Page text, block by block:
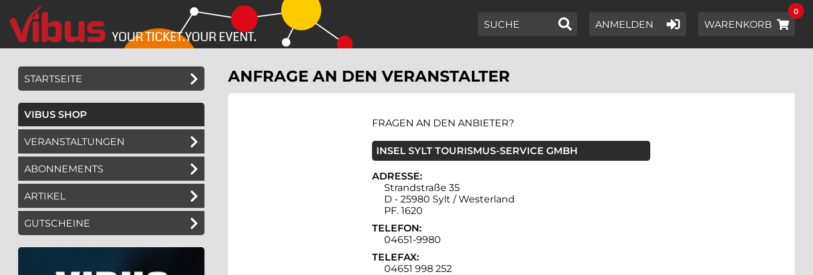
Springe
zum
Hauptinhalt
zum
Menü
GEBEN SIE HIER EIN SUCHWORT EIN,
ANMELDEN WARENKORB
0
STARTSEITE
VIBUS SHOP
VERANSTALTUNGEN
ABONNEMENTS
ARTIKEL
GUTSCHEINE
ANFRAGE AN DEN VERANSTALTER
FRAGEN AN DEN ANBIETER?
INSEL SYLT TOURISMUS-SERVICE GMBH
ADRESSE:
Strandstraße 35
D - 25980 Sylt / Westerland
PF. 1620
TELEFON:
04651-9980
TELEFAX:
04651 998 252